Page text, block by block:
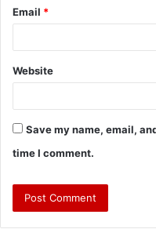
Email *
Website
Save my name, email,
time I comment.